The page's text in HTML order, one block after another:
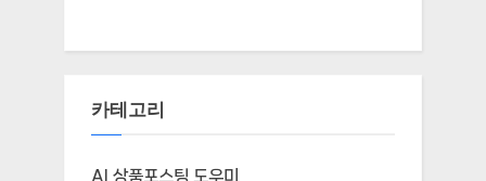
카테고리
AI 상품포스팅 도우미